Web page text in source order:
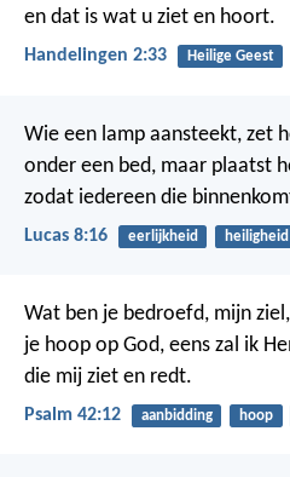
en dat is wat u ziet en hoort.
Handelingen 2:33 Heilige Geest
Wie een lamp aansteekt, zet
onder een bed, maar plaatst
zodat iedereen die
Lucas 8:16 eerlijkheid heiligheid
Wat ben je bedroefd, mijn ziel,
je hoop op God, eens zal ik
die mij ziet en redt.
Psalm 42:12 aanbidding hoop